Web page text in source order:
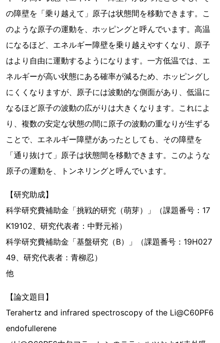
の障壁を「乗り越えて」原子は状態間を移動できます。こ
のような原子の運動を、ホッピングと呼んでいます。高温
になるほど、エネルギー障壁を乗り越えやすくなり、原子
はより自由に運動するようになります。一方低温では、エ
ネルギーが高い状態にある確率が減るため、ホッピングし
にくくなりますが、原子には波動的な側面があり、低温に
なるほど原子の波動の広がりは大きくなります。これによ
り、複数の安定な状態の間に原子の波動の重なりが生ずる
ことで、エネルギー障壁があったとしても、その障壁を
「通り抜けて」原子は状態間を移動できます。このような
原子の運動を、トンネリングと呼んでいます。
【研究助成】
科学研究費補助金「挑戦的研究（萌芽）」（課題番号：17
K19102、研究代表者：中野元裕）
科学研究費補助金「基盤研究（B）」（課題番号：19H027
49、研究代表者：青柳忍）
他
【論文題目】
Terahertz and infrared spectroscopy of the Li@C60PF6
endofullerene